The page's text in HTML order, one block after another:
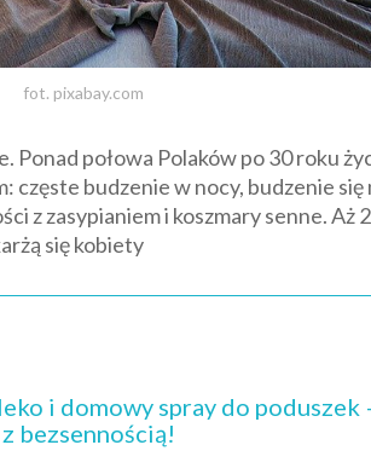
fot. pixabay.com
połowa Polaków po 30 roku
budzenie w nocy, budzenie
z zasypianiem i koszmary senne. Aż
się kobiety
i domowy spray do poduszek
bezsennością!